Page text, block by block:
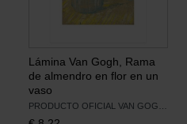
Lámina Van Gogh, Rama
de almendro en flor en un
vaso